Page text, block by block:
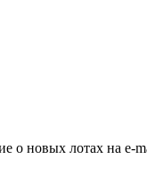
о новых лотах на e-